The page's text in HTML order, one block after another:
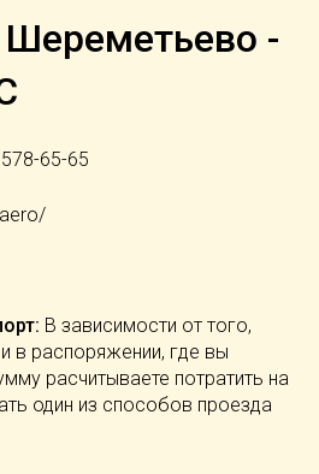
Шереметьево -
65-65
В зависимости от того,
в распоряжении, где вы
расчитываете потратить на
один из способов проезда